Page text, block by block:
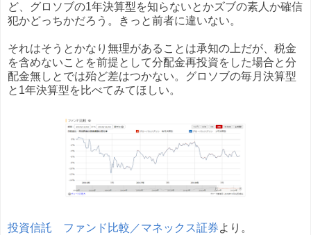
ど、グロソブの1年決算型を知らないとかズブの素人か確信
犯かどっちかだろう。きっと前者に違いない。
それはそうとかなり無理があることは承知の上だが、税金
を含めないことを前提として分配金再投資をした場合と分
配金無しとでは殆ど差はつかない。グロソブの毎月決算型
と1年決算型を比べてみてほしい。
投資信託 ファンド比較／マネックス証券より。